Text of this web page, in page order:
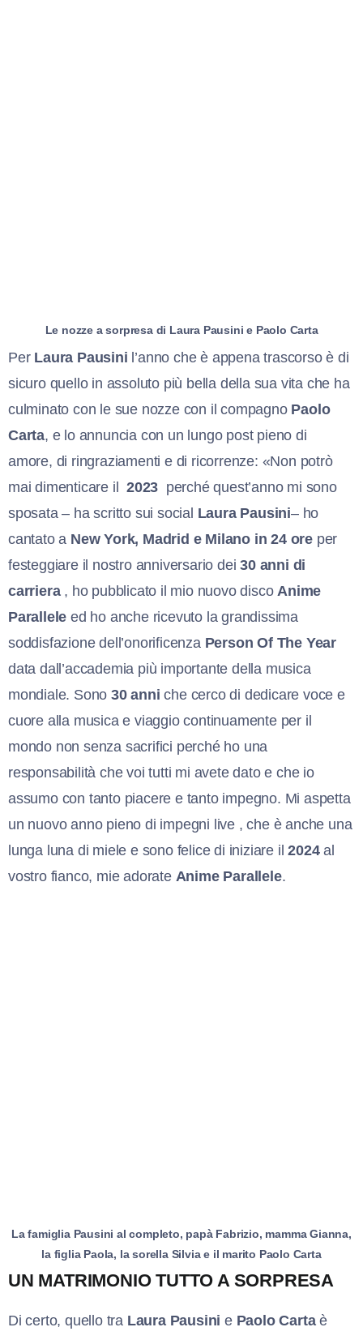
Le nozze a sorpresa di Laura Pausini e Paolo Carta
Per Laura Pausini l’anno che è appena trascorso è di
sicuro quello in assoluto più bella della sua vita che ha
culminato con le sue nozze con il compagno Paolo
Carta, e lo annuncia con un lungo post pieno di
amore, di ringraziamenti e di ricorrenze: «Non potrò
mai dimenticare il2023 perché quest’anno mi sono
sposata – ha scritto sui social Laura Pausini– ho
cantato a New York, Madrid e Milano in 24 ore per
festeggiare il nostro anniversario dei30 anni di
carriera, ho pubblicato il mio nuovo disco Anime
Parallele ed ho anche ricevuto la grandissima
soddisfazione dell’onorificenza Person Of The Year
data dall’accademia più importante della musica
mondiale. Sono30 anni che cerco di dedicare voce e
cuore alla musica e viaggio continuamente per il
mondo non senza sacrifici perché ho una
responsabilità che voi tutti mi avete dato e che io
assumo con tanto piacere e tanto impegno. Mi aspetta
un nuovo anno pieno di impegni live , che è anche una
lunga luna di miele e sono felice di iniziare il2024al
vostro fianco, mie adorate Anime Parallele.
La famiglia Pausini al completo, papà Fabrizio, mamma Gianna,
la figlia Paola, la sorella Silvia e il marito Paolo Carta
UN MATRIMONIO TUTTO A SORPRESA
Di certo, quello tra Laura Pausini e Paolo Cartaè